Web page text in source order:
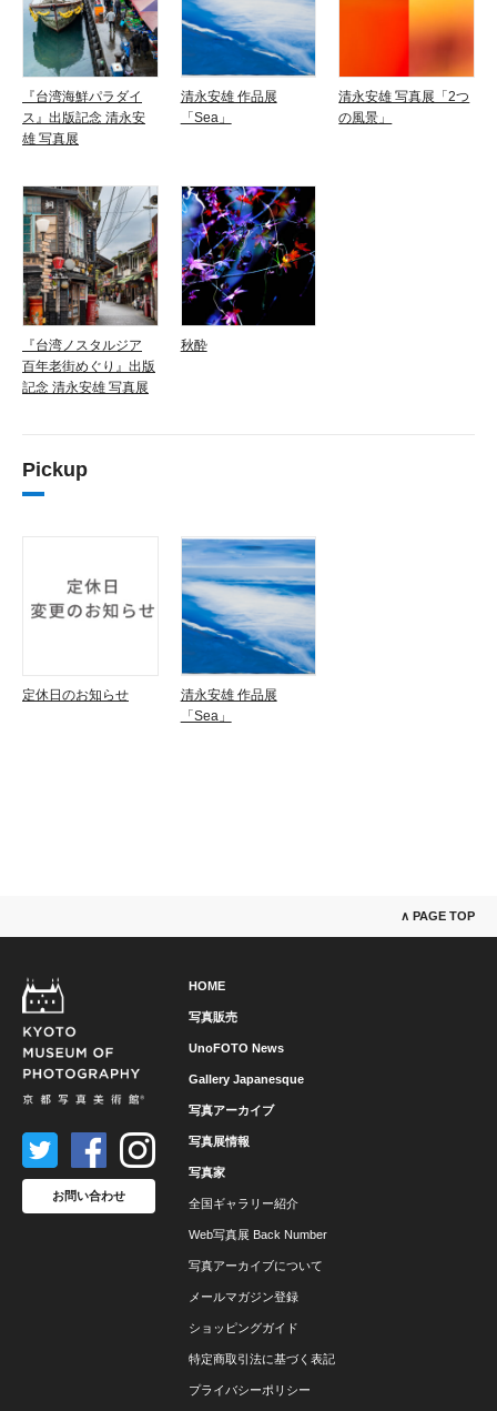
『台湾海鮮パラダイ
ス』出版記念 清永安
雄 写真展
清永安雄 作品展
「Sea」
清永安雄 写真展「2つ
の風景」
『台湾ノスタルジア
百年老街めぐり』出版
記念 清永安雄 写真展
秋酔
Pickup
定休日のお知らせ
清永安雄 作品展
「Sea」
∧ PAGE TOP
HOME
写真販売
UnoFOTO News
Gallery Japanesque
写真アーカイブ
写真展情報
写真家
全国ギャラリー紹介
Web写真展 Back Number
写真アーカイブについて
メールマガジン登録
ショッピングガイド
特定商取引法に基づく表記
プライバシーポリシー
お問い合わせ